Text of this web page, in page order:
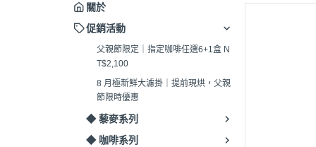
關於
促銷活動
父親節限定｜指定咖啡任選6+1盒 N
T$2,100
8 月極新鮮大濾掛｜提前現烘，父親
節限時優惠
◆ 藜麥系列
◆ 咖啡系列